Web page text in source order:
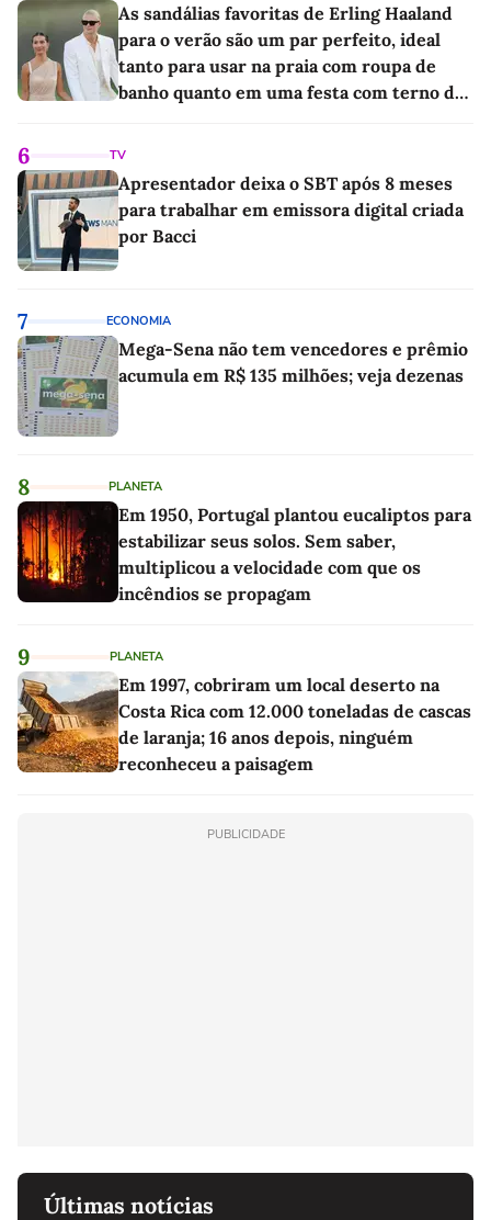
As sandálias favoritas de Erling Haaland
para o verão são um par perfeito, ideal
tanto para usar na praia com roupa de
banho quanto em uma festa com terno de
6 TV
Apresentador deixa o SBT após 8 meses
para trabalhar em emissora digital criada
por Bacci
7 ECONOMIA
Mega-Sena não tem vencedores e prêmio
acumula em R$ 135 milhões; veja dezenas
8 PLANETA
Em 1950, Portugal plantou eucaliptos para
estabilizar seus solos. Sem saber,
multiplicou a velocidade com que os
incêndios se propagam
9 PLANETA
Em 1997, cobriram um local deserto na
Costa Rica com 12.000 toneladas de cascas
de laranja; 16 anos depois, ninguém
reconheceu a paisagem
PUBLICIDADE
Últimas notícias